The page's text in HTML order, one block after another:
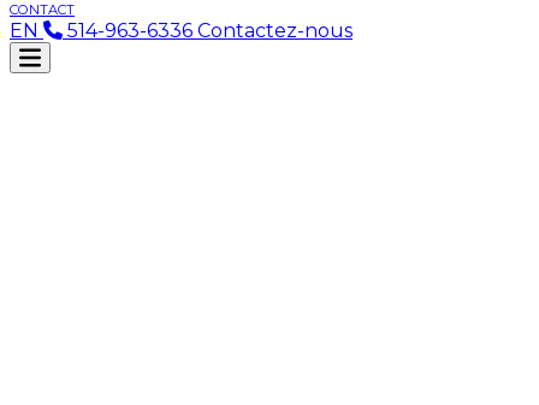
CONTACT
EN 514-963-6336 Contactez-nous